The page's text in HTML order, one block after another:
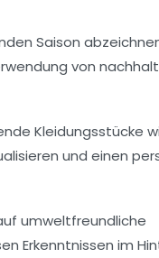
Saison
von
Kleidungsstücke
und einen
umweltfreundliche
Erkenntnissen im